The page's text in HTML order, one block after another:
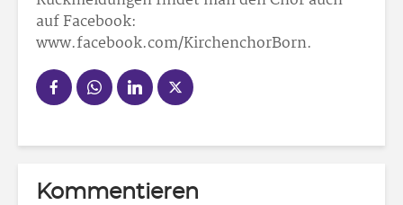
auf Facebook:
www.facebook.com/KirchenchorBorn.
Kommentieren